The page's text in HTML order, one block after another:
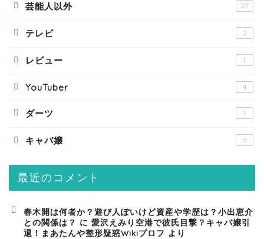
芸能人以外 27
テレビ 2
レビュー 1
YouTuber 4
ダーツ 1
キャバ嬢 5
最近のコメント
春木開は何者か？遊び人ぽいけど資産や学歴は？小出恵介
との関係は？ に 愛沢えみり空港で彼氏目撃？キャバ嬢引
退！まあたんや整形疑惑Wikiプロフ より